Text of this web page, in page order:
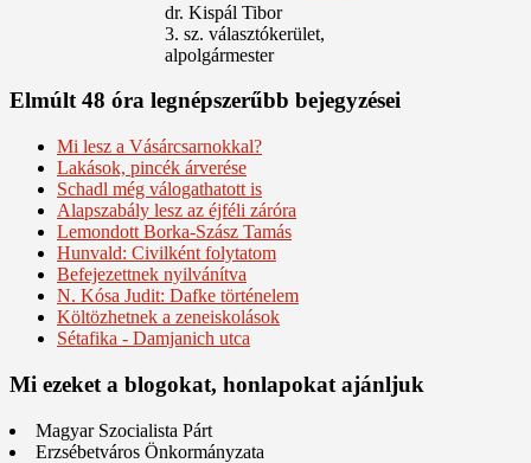
dr. Kispál Tibor
3. sz. választókerület,
alpolgármester
Elmúlt 48 óra legnépszerűbb bejegyzései
Mi lesz a Vásárcsarnokkal?
Lakások, pincék árverése
Schadl még válogathatott is
Alapszabály lesz az éjféli záróra
Lemondott Borka-Szász Tamás
Hunvald: Civilként folytatom
Befejezettnek nyilvánítva
N. Kósa Judit: Dafke történelem
Költözhetnek a zeneiskolások
Sétafika - Damjanich utca
Mi ezeket a blogokat, honlapokat ajánljuk
Magyar Szocialista Párt
Erzsébetváros Önkormányzata